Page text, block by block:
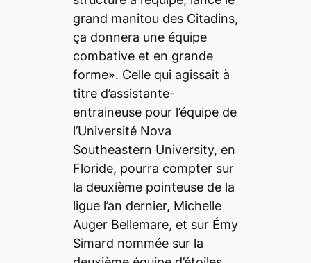
grand manitou des Citadins,
ça donnera une équipe
combative et en grande
forme». Celle qui agissait à
titre d’assistante-
entraineuse pour l’équipe de
l’Université Nova
Southeastern University, en
Floride, pourra compter sur
la deuxième pointeuse de la
ligue l’an dernier, Michelle
Auger Bellemare, et sur Émy
Simard nommée sur la